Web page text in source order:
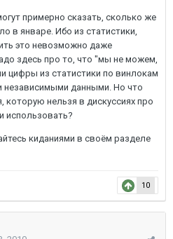
примерно сказать, сколько же
в январе. Ибо из статистики,
это невозможно даже
здесь про то, что "мы не можем,
цифры из статистики по винлокам
данными. Но что
которую нельзя в дискуссиях про
использовать?
киданиями в своём разделе
10